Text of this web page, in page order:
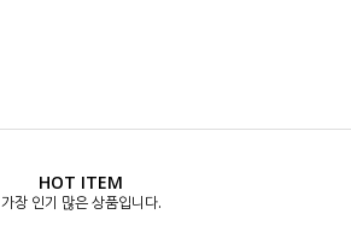
HOT ITEM
가장 인기 많은 상품입니다.